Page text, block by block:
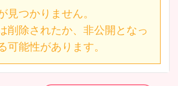
見つかりません。
削除されたか、非公開となっ
可能性があります。